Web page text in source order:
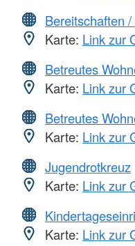
Bereitschaften
Karte: Link zur
Betreutes
Karte: Link zur
Betreutes
Karte: Link zur
Jugendrotkreuz
Karte: Link zur
Karte: Link zur